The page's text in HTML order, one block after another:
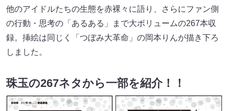
他のアイドルたちの生態を赤裸々に語り、さらにファン側
の行動・思考の「あるある」まで大ボリュームの267本収
録。挿絵は同じく「つぼみ大革命」の岡本りんが描き下ろ
しました。
珠玉の267ネタから一部を紹介！！